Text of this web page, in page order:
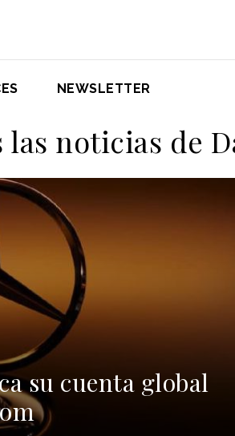
NEWSLETTER
las noticias de
su cuenta global